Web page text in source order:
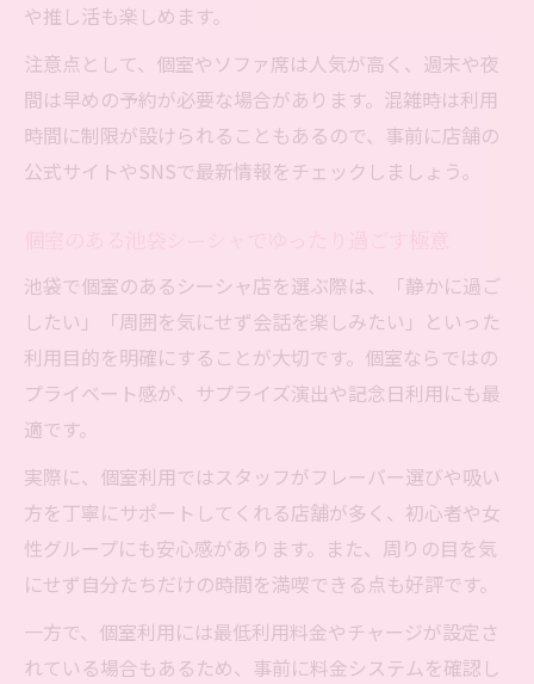
や推し活も楽しめます。
注意点として、個室やソファ席は人気が高く、週末や夜
間は早めの予約が必要な場合があります。混雑時は利用
時間に制限が設けられることもあるので、事前に店舗の
公式サイトやSNSで最新情報をチェックしましょう。
池袋で個室のあるシーシャ店を選ぶ際は、「静かに過ご
したい」「周囲を気にせず会話を楽しみたい」といった
利用目的を明確にすることが大切です。個室ならではの
プライベート感が、サプライズ演出や記念日利用にも最
適です。
実際に、個室利用ではスタッフがフレーバー選びや吸い
方を丁寧にサポートしてくれる店舗が多く、初心者や女
性グループにも安心感があります。また、周りの目を気
にせず自分たちだけの時間を満喫できる点も好評です。
一方で、個室利用には最低利用料金やチャージが設定さ
れている場合もあるため、事前に料金システムを確認し